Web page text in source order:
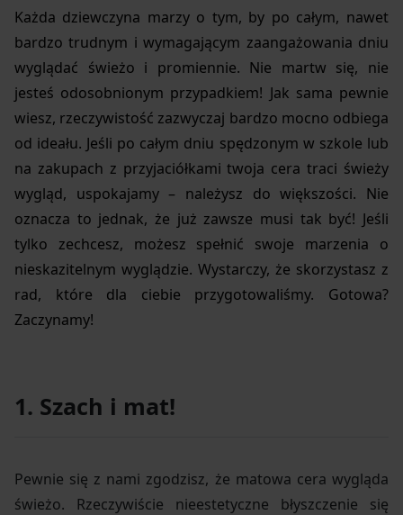
Każda dziewczyna marzy o tym, by po całym, nawet
bardzo trudnym i wymagającym zaangażowania dniu
wyglądać świeżo i promiennie. Nie martw się, nie
jesteś odosobnionym przypadkiem! Jak sama pewnie
wiesz, rzeczywistość zazwyczaj bardzo mocno odbiega
od ideału. Jeśli po całym dniu spędzonym w szkole lub
na zakupach z przyjaciółkami twoja cera traci świeży
wygląd, uspokajamy – należysz do większości. Nie
oznacza to jednak, że już zawsze musi tak być! Jeśli
tylko zechcesz, możesz spełnić swoje marzenia o
nieskazitelnym wyglądzie. Wystarczy, że skorzystasz z
rad, które dla ciebie przygotowaliśmy. Gotowa?
Zaczynamy!
1. Szach i mat!
Pewnie się z nami zgodzisz, że matowa cera wygląda
świeżo. Rzeczywiście nieestetyczne błyszczenie się